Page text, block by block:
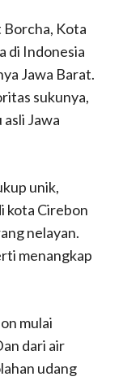
Borcha, Kota
di Indonesia
Jawa Barat.
sukunya,
Jawa
unik,
kota Cirebon
nelayan.
menangkap
mulai
dari air
udang